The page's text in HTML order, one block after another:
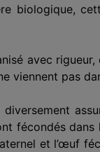
biologique,
avec
viennent pas
fécondés
et l’œuf